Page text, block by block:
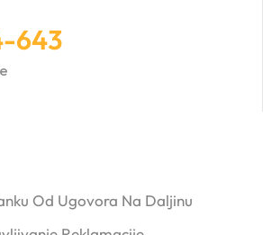
643
Od Ugovora Na Daljinu